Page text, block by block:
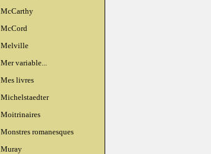
McCarthy
McCord
Melville
Mer variable...
Mes livres
Michelstaedter
Moitrinaires
Monstres romanesques
Muray